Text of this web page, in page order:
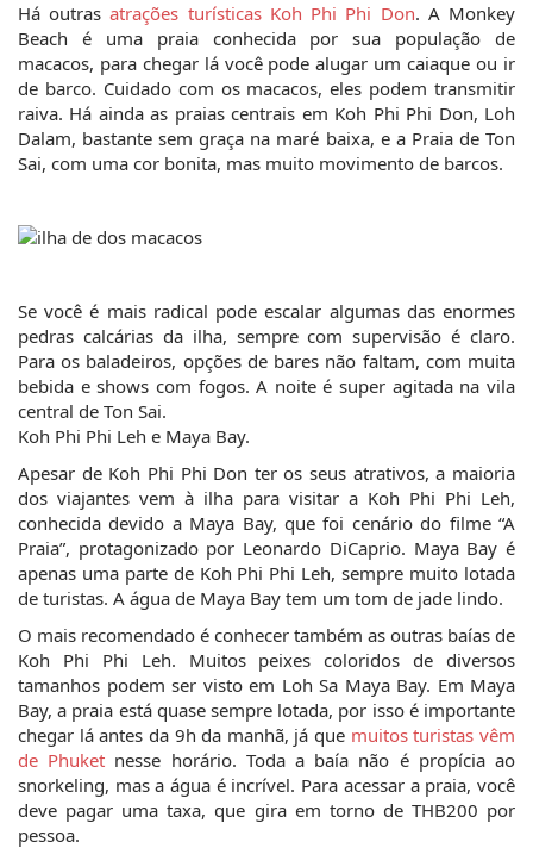
Há outras atrações turísticas Koh Phi Phi Don. A Monkey
Beach é uma praia conhecida por sua população de
macacos, para chegar lá você pode alugar um caiaque ou ir
de barco. Cuidado com os macacos, eles podem transmitir
raiva. Há ainda as praias centrais em Koh Phi Phi Don, Loh
Dalam, bastante sem graça na maré baixa, e a Praia de Ton
Sai, com uma cor bonita, mas muito movimento de barcos.
Se você é mais radical pode escalar algumas das enormes
pedras calcárias da ilha, sempre com supervisão é claro.
Para os baladeiros, opções de bares não faltam, com muita
bebida e shows com fogos. A noite é super agitada na vila
central de Ton Sai.
Koh Phi Phi Leh e Maya Bay.
Apesar de Koh Phi Phi Don ter os seus atrativos, a maioria
dos viajantes vem à ilha para visitar a Koh Phi Phi Leh,
conhecida devido a Maya Bay, que foi cenário do filme “A
Praia”, protagonizado por Leonardo DiCaprio. Maya Bay é
apenas uma parte de Koh Phi Phi Leh, sempre muito lotada
de turistas. A água de Maya Bay tem um tom de jade lindo.
O mais recomendado é conhecer também as outras baías de
Koh Phi Phi Leh. Muitos peixes coloridos de diversos
tamanhos podem ser visto em Loh Sa Maya Bay. Em Maya
Bay, a praia está quase sempre lotada, por isso é importante
chegar lá antes da 9h da manhã, já que muitos turistas vêm
de Phuket nesse horário. Toda a baía não é propícia ao
snorkeling, mas a água é incrível. Para acessar a praia, você
deve pagar uma taxa, que gira em torno de THB200 por
pessoa.